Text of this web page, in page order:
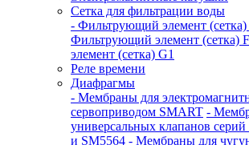
Сетка для фильтрации воды
- Фильтрующий элемент (сетка)
Фильтрующий элемент (сетка)
элемент (сетка) G1
Реле времени
Диафрагмы
- Мембраны для
сервоприводом SMART -
универсальных клапанов
и SM5564 - Мембраны для